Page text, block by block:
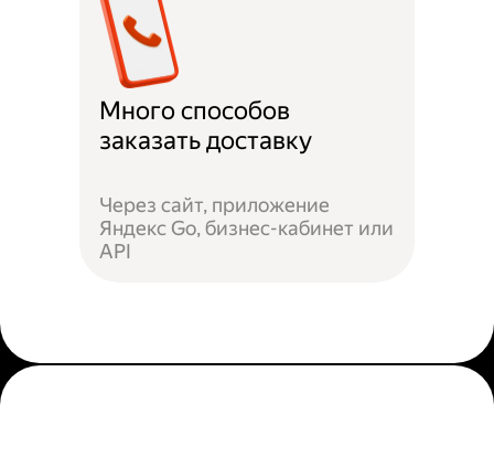
Много способов
заказать доставку
Через сайт, приложение
Яндекс Go, бизнес-кабинет или
API